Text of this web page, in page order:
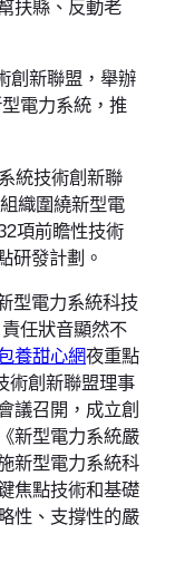
扶縣、反動老
創新聯盟，舉辦
電力系統，推
統技術創新聯
織圍繞新型電
項前瞻性技術
研發計劃。
型電力系統科技
任狀音顯然不
養甜心網夜重點
術創新聯盟理事
議召開，成立創
新型電力系統嚴
新型電力系統科
焦點技術和基礎
性、支撐性的嚴